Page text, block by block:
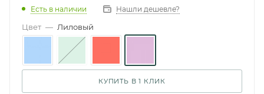
Есть в наличии Нашли дешевле?
Цвет — Лиловый
КУПИТЬ В 1 КЛИК